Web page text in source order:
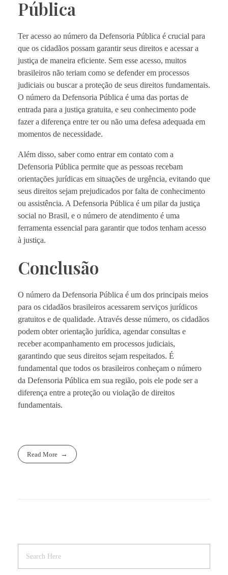
Pública
Ter acesso ao número da Defensoria Pública é crucial para
que os cidadãos possam garantir seus direitos e acessar a
justiça de maneira eficiente. Sem esse acesso, muitos
brasileiros não teriam como se defender em processos
judiciais ou buscar a proteção de seus direitos fundamentais.
O número da Defensoria Pública é uma das portas de
entrada para a justiça gratuita, e seu conhecimento pode
fazer a diferença entre ter ou não uma defesa adequada em
momentos de necessidade.
Além disso, saber como entrar em contato com a
Defensoria Pública permite que as pessoas recebam
orientações jurídicas em situações de urgência, evitando que
seus direitos sejam prejudicados por falta de conhecimento
ou assistência. A Defensoria Pública é um pilar da justiça
social no Brasil, e o número de atendimento é uma
ferramenta essencial para garantir que todos tenham acesso
à justiça.
Conclusão
O número da Defensoria Pública é um dos principais meios
para os cidadãos brasileiros acessarem serviços jurídicos
gratuitos e de qualidade. Através desse número, os cidadãos
podem obter orientação jurídica, agendar consultas e
receber acompanhamento em processos judiciais,
garantindo que seus direitos sejam respeitados. É
fundamental que todos os brasileiros conheçam o número
da Defensoria Pública em sua região, pois ele pode ser a
diferença entre a proteção ou violação de direitos
fundamentais.
Read More